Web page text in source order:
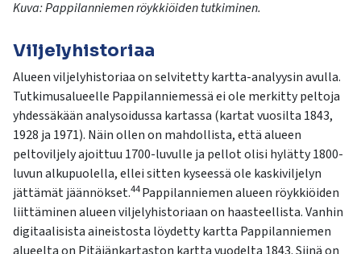
Kuva: Pappilanniemen röykkiöiden tutkiminen.
Viljelyhistoriaa
Alueen viljelyhistoriaa on selvitetty kartta-analyysin avulla.
Tutkimusalueelle Pappilanniemessä ei ole merkitty peltoja
yhdessäkään analysoidussa kartassa (kartat vuosilta 1843,
1928 ja 1971). Näin ollen on mahdollista, että alueen
peltoviljely ajoittuu 1700-luvulle ja pellot olisi hylätty 1800-
luvun alkupuolella, ellei sitten kyseessä ole kaskiviljelyn
jättämät jäännökset.44Pappilanniemen alueen röykkiöiden
liittäminen alueen viljelyhistoriaan on haasteellista. Vanhin
digitaalisista aineistosta löydetty kartta Pappilanniemen